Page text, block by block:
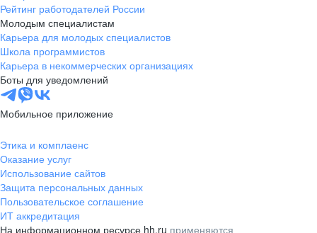
Рейтинг работодателей России
Молодым специалистам
Карьера для молодых специалистов
Школа программистов
Карьера в некоммерческих организациях
Боты для уведомлений
Мобильное приложение
Этика и комплаенс
Оказание услуг
Использование сайтов
Защита персональных данных
Пользовательское соглашение
ИТ аккредитация
На информационном ресурсе hh.ru применяются